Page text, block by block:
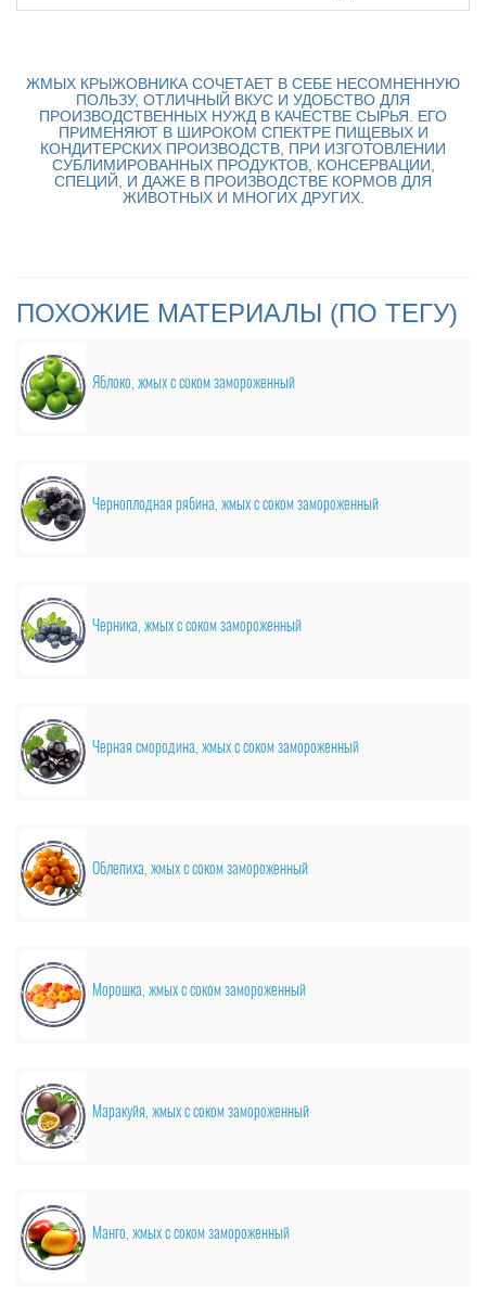
ЖМЫХ КРЫЖОВНИКА СОЧЕТАЕТ В СЕБЕ НЕСОМНЕННУЮ
ПОЛЬЗУ, ОТЛИЧНЫЙ ВКУС И УДОБСТВО ДЛЯ
ПРОИЗВОДСТВЕННЫХ НУЖД В КАЧЕСТВЕ СЫРЬЯ. ЕГО
ПРИМЕНЯЮТ В ШИРОКОМ СПЕКТРЕ ПИЩЕВЫХ И
КОНДИТЕРСКИХ ПРОИЗВОДСТВ, ПРИ ИЗГОТОВЛЕНИИ
СУБЛИМИРОВАННЫХ ПРОДУКТОВ, КОНСЕРВАЦИИ,
СПЕЦИЙ, И ДАЖЕ В ПРОИЗВОДСТВЕ КОРМОВ ДЛЯ
ЖИВОТНЫХ И МНОГИХ ДРУГИХ.
ПОХОЖИЕ МАТЕРИАЛЫ (ПО ТЕГУ)
Яблоко, жмых с соком замороженный
Черноплодная рябина, жмых с соком замороженный
Черника, жмых с соком замороженный
Черная смородина, жмых с соком замороженный
Облепиха, жмых с соком замороженный
Морошка, жмых с соком замороженный
Маракуйя, жмых с соком замороженный
Манго, жмых с соком замороженный